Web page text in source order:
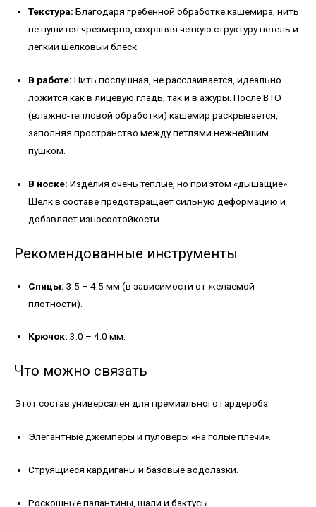
Текстура: Благодаря гребенной обработке кашемира, нить
не пушится чрезмерно, сохраняя четкую структуру петель и
легкий шелковый блеск.
В работе: Нить послушная, не расслаивается, идеально
ложится как в лицевую гладь, так и в ажуры. После ВТО
(влажно-тепловой обработки) кашемир раскрывается,
заполняя пространство между петлями нежнейшим
пушком.
В носке: Изделия очень теплые, но при этом «дышащие».
Шелк в составе предотвращает сильную деформацию и
добавляет износостойкости.
Рекомендованные инструменты
Спицы: 3.5 – 4.5 мм (в зависимости от желаемой
плотности).
Крючок: 3.0 – 4.0 мм.
Что можно связать
Этот состав универсален для премиального гардероба:
Элегантные джемперы и пуловеры «на голые плечи».
Струящиеся кардиганы и базовые водолазки.
Роскошные палантины, шали и бактусы.